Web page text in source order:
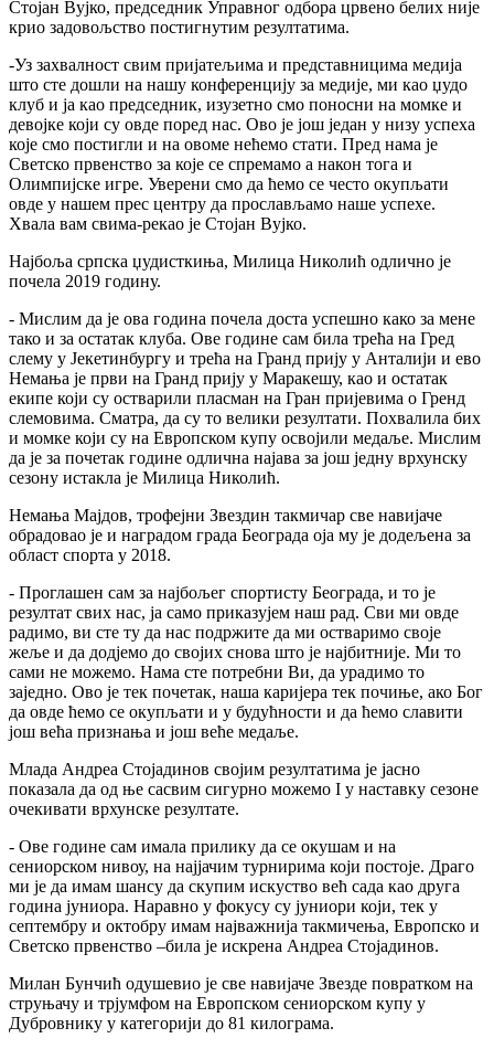
Стојан Вујко, председник Управног одбора црвено белих није
крио задовољство постигнутим резултатима.
-Уз захвалност свим пријатељима и представницима медија
што сте дошли на нашу конференцију за медије, ми као џудо
клуб и ја као председник, изузетно смо поносни на момке и
девојке који су овде поред нас. Ово је још један у низу успеха
које смо постигли и на овоме нећемо стати. Пред нама је
Светско првенство за које се спремамо а након тога и
Олимпијске игре. Уверени смо да ћемо се често окупљати
овде у нашем прес центру да прослављамо наше успехе.
Хвала вам свима-рекао је Стојан Вујко.
Најбоља српска џудисткиња, Милица Николић одлично је
почела 2019 годину.
- Мислим да је ова година почела доста успешно како за мене
тако и за остатак клуба. Ове године сам била трећа на Гред
слему у Јекетинбургу и трећа на Гранд прију у Анталији и ево
Немања је први на Гранд прију у Маракешу, као и остатак
екипе који су остварили пласман на Гран пријевима о Гренд
слемовима. Сматра, да су то велики резултати. Похвалила бих
и момке који су на Европском купу освојили медаље. Мислим
да је за почетак године одлична најава за још једну врхунску
сезону истакла је Милица Николић.
Немања Мајдов, трофејни Звездин такмичар све навијаче
обрадовао је и наградом града Београда оја му је додељена за
област спорта у 2018.
- Проглашен сам за најбољег спортисту Београда, и то је
резултат свих нас, ја само приказујем наш рад. Сви ми овде
радимо, ви сте ту да нас подржите да ми остваримо своје
жеље и да додјемо до својих снова што је најбитније. Ми то
сами не можемо. Нама сте потребни Ви, да урадимо то
заједно. Ово је тек почетак, наша каријера тек почиње, ако Бог
да овде ћемо се окупљати и у будућности и да ћемо славити
још већа признања и још веће медаље.
Млада Андреа Стојадинов својим резултатима је јасно
показала да од ње сасвим сигурно можемо I у наставку сезоне
очекивати врхунске резултате.
- Ове године сам имала прилику да се окушам и на
сениорском нивоу, на најјачим турнирима који постоје. Драго
ми је да имам шансу да скупим искуство већ сада као друга
година јуниора. Наравно у фокусу су јуниори који, тек у
септембру и октобру имам најважнија такмичења, Европско и
Светско првенство –била је искрена Андреа Стојадинов.
Милан Бунчић одушевио је све навијаче Звезде повратком на
струњачу и трјумфом на Европском сениорском купу у
Дубровнику у категорији до 81 килограма.